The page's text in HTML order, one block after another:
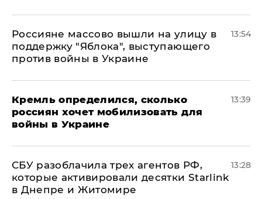
Россияне массово вышли на улицу в
поддержку "Яблока", выступающего
против войны в Украине
13:54
Кремль определился, сколько
россиян хочет мобилизовать для
войны в Украине
13:39
СБУ разоблачила трех агентов РФ,
которые активировали десятки Starlink
в Днепре и Житомире
13:28